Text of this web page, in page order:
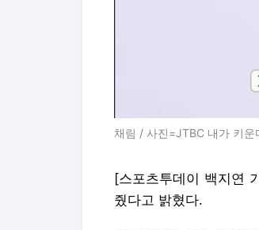
채림 / 사진=JTBC 내가 키운
[스포츠투데이 백지연
줬다고 밝혔다.